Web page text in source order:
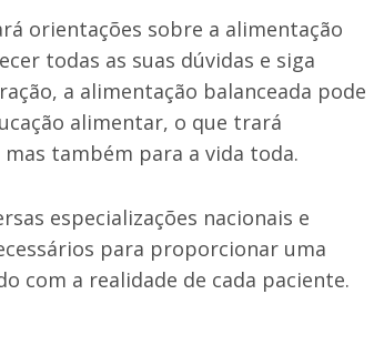
orientações sobre a alimentação
todas as suas dúvidas e siga
a alimentação balanceada pode
alimentar, o que trará
também para a vida toda.
especializações nacionais e
para proporcionar uma
com a realidade de cada paciente.